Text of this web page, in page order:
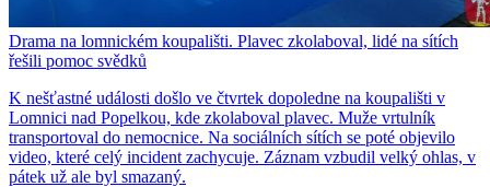
Drama na lomnickém koupališti. Plavec zkolaboval, lidé na sítích
řešili pomoc svědků
K nešťastné události došlo ve čtvrtek dopoledne na koupališti v
Lomnici nad Popelkou, kde zkolaboval plavec. Muže vrtulník
transportoval do nemocnice. Na sociálních sítích se poté objevilo
video, které celý incident zachycuje. Záznam vzbudil velký ohlas, v
pátek už ale byl smazaný.